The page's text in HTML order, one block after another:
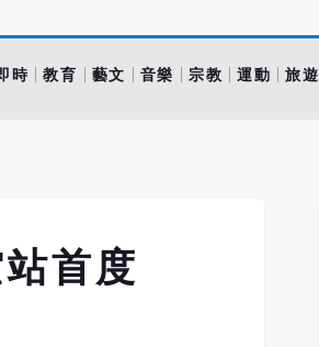
時 教育 藝文 音樂 宗教 運動 旅遊
首度